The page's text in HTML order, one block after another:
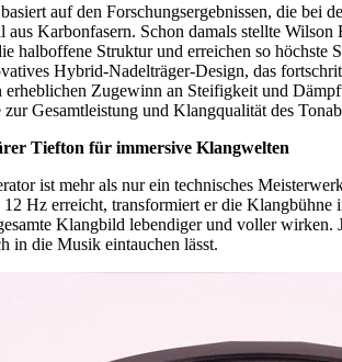
auf den Forschungsergebnissen, die
aus Karbonfasern. Schon damals stellte
halboffene Struktur und erreichen so
Hybrid-Nadelträger-Design, das
erheblichen Zugewinn an Steifigkeit und
Gesamtleistung und Klangqualität des
Tiefton für immersive Klangwelten
ist mehr als nur ein technisches
Hz erreicht, transformiert er die
Klangbild lebendiger und voller
in die Musik eintauchen lässt.